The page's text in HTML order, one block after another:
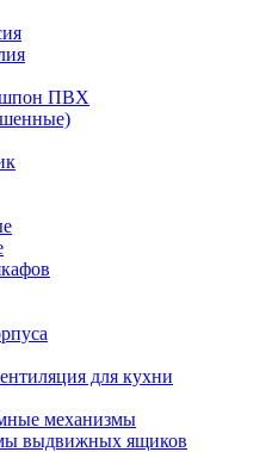
ПВХ
для кухни
механизмы
выдвижных ящиков